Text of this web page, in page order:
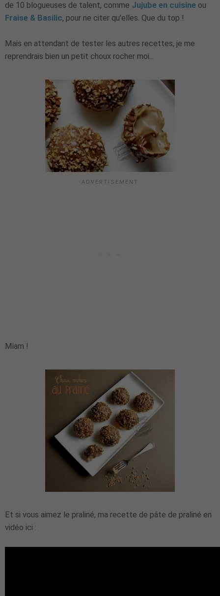
de 10 blogueuses de talent, comme Jujube en cuisine ou
Fraise & Basilic, pour ne citer qu'elles. Que du top !
Mais en attendant de tester les autres recettes, je me
reprendrais bien un petit choux rocher moi...
Miam !
Et si vous aimez le praliné, ma recette de pâte de praliné en
vidéo ici :